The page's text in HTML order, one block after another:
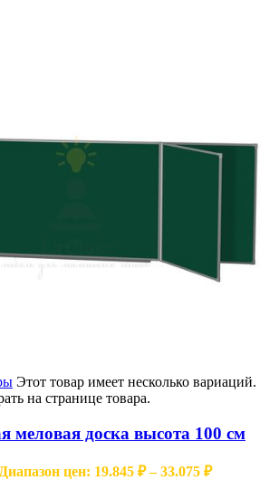
Этот товар имеет несколько вариаций.
на странице товара.
меловая доска высота 100 см
цен: 19.845 ₽ – 33.075 ₽